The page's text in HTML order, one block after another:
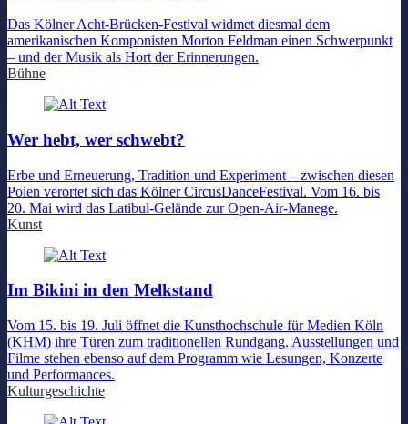
Das Kölner Acht-Brücken-Festival widmet diesmal dem
amerikanischen Komponisten Morton Feldman einen Schwerpunkt
– und der Musik als Hort der Erinnerungen.
Bühne
Wer hebt, wer schwebt?
Erbe und Erneuerung, Tradition und Experiment – zwischen diesen
Polen verortet sich das Kölner CircusDanceFestival. Vom 16. bis
20. Mai wird das Latibul-Gelände zur Open-Air-Manege.
Kunst
Im Bikini in den Melkstand
Vom 15. bis 19. Juli öffnet die Kunsthochschule für Medien Köln
(KHM) ihre Türen zum traditionellen Rundgang. Ausstellungen und
Filme stehen ebenso auf dem Programm wie Lesungen, Konzerte
und Performances.
Kulturgeschichte